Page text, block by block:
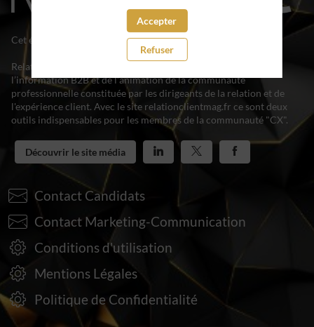
Cet événement est organisé par le magazine Relation Client.
Relation Client magazine est le média leader en France de
l’information B2B et de l’animation de la communauté
professionnelle constituée par les dirigeants de la relation et de
l'expérience client. Avec le site relationclientmag.fr ce sont deux
outils indispensables pour les membres de la communauté "CX".
Découvrir le site média
Contact Candidats
Contact Marketing-Communication
Conditions d'utilisation
Mentions Légales
Politique de Confidentialité
Accepter
Refuser